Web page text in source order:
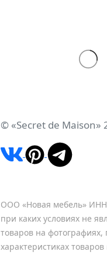
© «Secret de Maison»
ООО «Новая мебель»
при каких условиях не
товаров на
характеристиках